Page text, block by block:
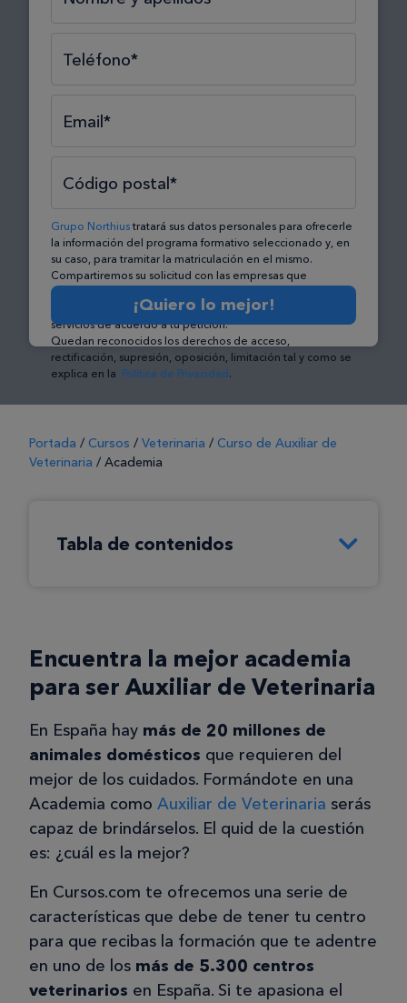
Teléfono*
Email*
Código postal*
Grupo Northiustratará sus datos personales para ofrecerle
la información del programa formativo seleccionado y, en
su caso, para tramitar la matriculación en el mismo.
Compartiremos su solicitud con las empresas que
conforman el
puedan hacerle llegar la mejor oferta de productos y
servicios de acuerdo a tu petición.
Quedan reconocidos los derechos de acceso,
rectificación, supresión, oposición, limitación tal y como se
explica en la Política de Privacidad.
¡Quiero lo mejor!
Portada / Cursos / Veterinaria / Curso de Auxiliar de
Veterinaria / Academia
Tabla de contenidos
Encuentra la mejor academia
para ser Auxiliar de Veterinaria
En España hay más de 20 millones de
animales domésticos que requieren del
mejor de los cuidados. Formándote en una
Academia como Auxiliar de Veterinaria serás
capaz de brindárselos. El quid de la cuestión
es: ¿cuál es la mejor?
En Cursos.com te ofrecemos una serie de
características que debe de tener tu centro
para que recibas la formación que te adentre
en uno de los más de 5.300 centros
veterinarios en España. Si te apasiona el